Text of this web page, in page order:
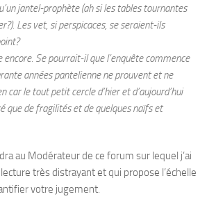
jantel-prophète (ah si les tables tournantes
Les vet, si perspicaces, se seraient-ils
encore. Se pourrait-il que l’enquête commence
années pantelienne ne prouvent et ne
car le tout petit cercle d’hier et d’aujourd’hui
que de fragilités et de quelques naïfs et
au Modérateur de ce forum sur lequel j’ai
très distrayant et qui propose l’échelle
votre jugement.